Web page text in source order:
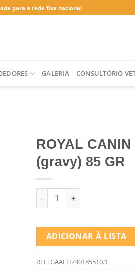
para a rede fixa nacional
GALERIA CONSULTÓRIO
ROYAL
(gravy) 85 GR
Quantidade de ROYAL
ADICIONAR À LISTA
REF:GAALH740185510.1